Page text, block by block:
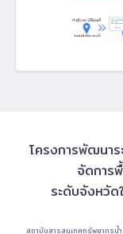
โครงการพัฒนาร
จัดการ
ระดับจังหวั
สถาบันสารสนเทศทรัพยากรน้